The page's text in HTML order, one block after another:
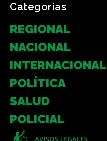
Categorias
REGIONAL
NACIONAL
INTERNACIONAL
POLÍTICA
SALUD
POLICIAL